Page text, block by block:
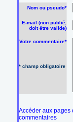
Nom ou pseudo*
E-mail (non publié,
doit être valide)
Votre commentaire*
* champ obligatoire
Accéder aux pages
commentaires